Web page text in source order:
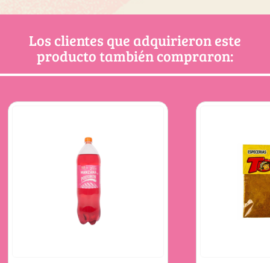
Los clientes que adquirieron este
producto también compraron: